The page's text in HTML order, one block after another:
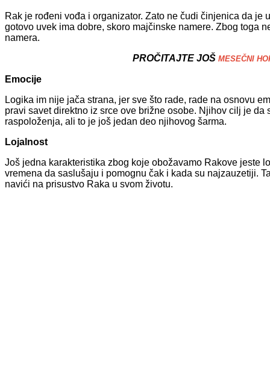
Rak je rođeni vođa i organizator. Zato ne čudi činjenica da
gotovo uvek ima dobre, skoro majčinske namere. Zbog toga
namera.
PROČITAJTE JOŠ MESEČNI
Emocije
Logika im nije jača strana, jer sve što rade, rade na osnovu
pravi savet direktno iz srce ove brižne osobe. Njihov cilj je
raspoloženja, ali to je još jedan deo njihovog šarma.
Lojalnost
Još jedna karakteristika zbog koje obožavamo Rakove jeste
vremena da saslušaju i pomognu čak i kada su najzauzetiji.
navići na prisustvo Raka u svom životu.